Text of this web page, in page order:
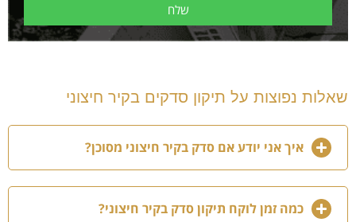
שלח
שאלות נפוצות על תיקון סדקים בקיר חיצוני
איך אני יודע אם סדק בקיר חיצוני מסוכן?
כמה זמן לוקח תיקון סדק בקיר חיצוני?